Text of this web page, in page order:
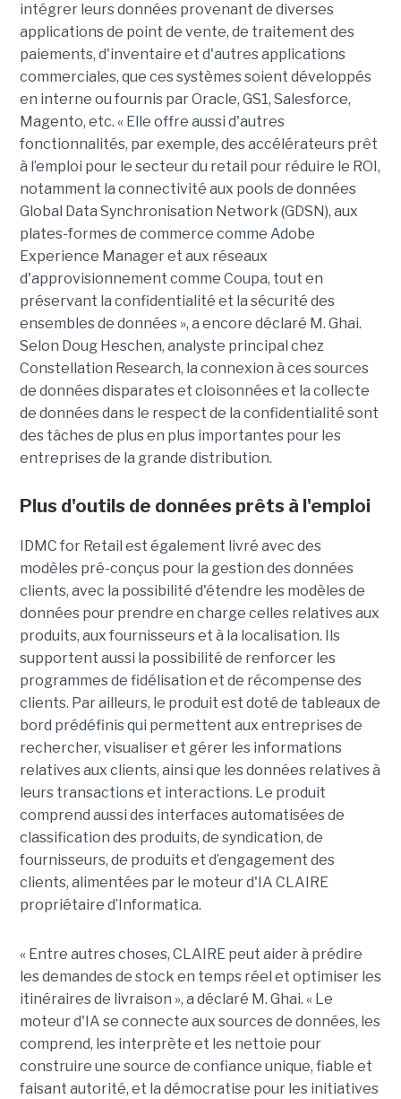
intégrer leurs données provenant de diverses
applications de point de vente, de traitement des
paiements, d'inventaire et d'autres applications
commerciales, que ces systèmes soient développés
en interne ou fournis par Oracle, GS1, Salesforce,
Magento, etc. « Elle offre aussi d'autres
fonctionnalités, par exemple, des accélérateurs prêt
à l’emploi pour le secteur du retail pour réduire le ROI,
notamment la connectivité aux pools de données
Global Data Synchronisation Network (GDSN), aux
plates-formes de commerce comme Adobe
Experience Manager et aux réseaux
d'approvisionnement comme Coupa, tout en
préservant la confidentialité et la sécurité des
ensembles de données », a encore déclaré M. Ghai.
Selon Doug Heschen, analyste principal chez
Constellation Research, la connexion à ces sources
de données disparates et cloisonnées et la collecte
de données dans le respect de la confidentialité sont
des tâches de plus en plus importantes pour les
entreprises de la grande distribution.
Plus d'outils de données prêts à l'emploi
IDMC for Retail est également livré avec des
modèles pré-conçus pour la gestion des données
clients, avec la possibilité d'étendre les modèles de
données pour prendre en charge celles relatives aux
produits, aux fournisseurs et à la localisation. Ils
supportent aussi la possibilité de renforcer les
programmes de fidélisation et de récompense des
clients. Par ailleurs, le produit est doté de tableaux de
bord prédéfinis qui permettent aux entreprises de
rechercher, visualiser et gérer les informations
relatives aux clients, ainsi que les données relatives à
leurs transactions et interactions. Le produit
comprend aussi des interfaces automatisées de
classification des produits, de syndication, de
fournisseurs, de produits et d’engagement des
clients, alimentées par le moteur d'IA CLAIRE
propriétaire d’Informatica.
« Entre autres choses, CLAIRE peut aider à prédire
les demandes de stock en temps réel et optimiser les
itinéraires de livraison », a déclaré M. Ghai. « Le
moteur d'IA se connecte aux sources de données, les
comprend, les interprète et les nettoie pour
construire une source de confiance unique, fiable et
faisant autorité, et la démocratise pour les initiatives